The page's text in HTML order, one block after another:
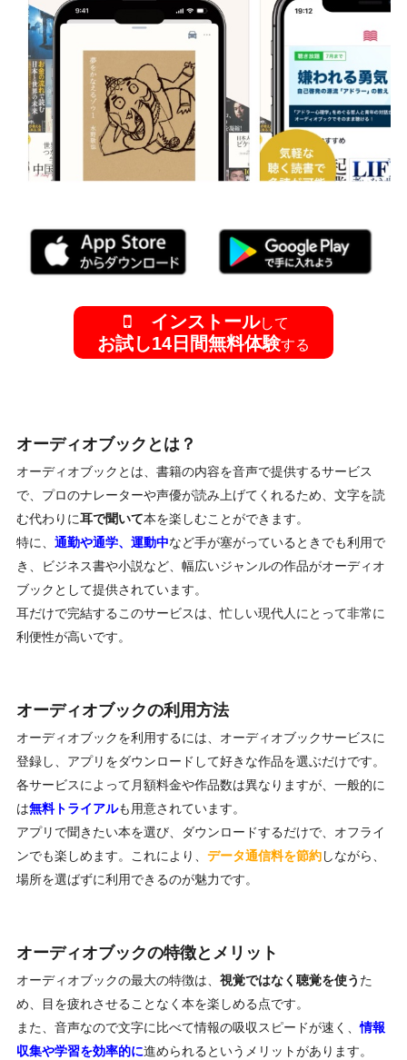
インストールして
お試し14日間無料体験する
オーディオブックとは？
オーディオブックとは、書籍の内容を音声で提供するサービス
で、プロのナレーターや声優が読み上げてくれるため、文字を読
む代わりに耳で聞いて本を楽しむことができます。
特に、 通勤や通学、運動中など手が塞がっているときでも利用で
き、ビジネス書や小説など、幅広いジャンルの作品がオーディオ
ブックとして提供されています。
耳だけで完結するこのサービスは、忙しい現代人にとって非常に
利便性が高いです。
オーディオブックの利用方法
オーディオブックを利用するには、オーディオブックサービスに
登録し、アプリをダウンロードして好きな作品を選ぶだけです。
各サービスによって月額料金や作品数は異なりますが、一般的に
は無料トライアルも用意されています。
アプリで聞きたい本を選び、ダウンロードするだけで、オフライ
ンでも楽しめます。これにより、 データ通信料を節約しながら、
場所を選ばずに利用できるのが魅力です。
オーディオブックの特徴とメリット
オーディオブックの最大の特徴は、 視覚ではなく聴覚を使う た
め、目を疲れさせることなく本を楽しめる点です。
また、音声なので文字に比べて情報の吸収スピードが速く、情報
収集や学習を効率的に進められるというメリットがあります。